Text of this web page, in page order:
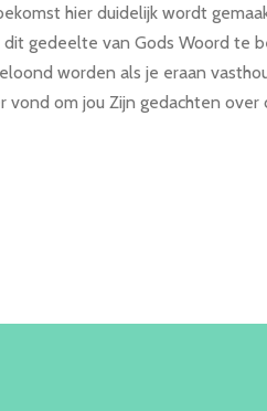
hier duidelijk wordt
dit gedeelte van Gods Woord te
worden als je eraan
vond om jou Zijn gedachten